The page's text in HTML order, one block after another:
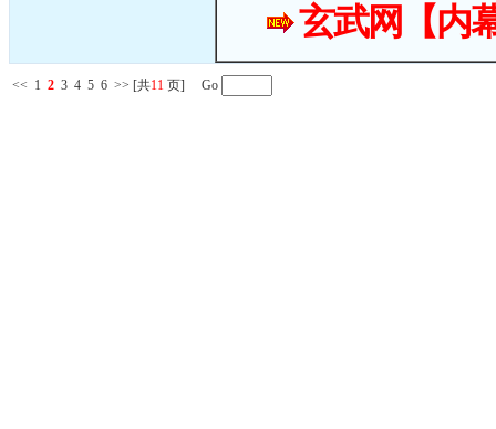
玄武网【内
<< 1 2 3 4 5 6 >> [共11 页] Go